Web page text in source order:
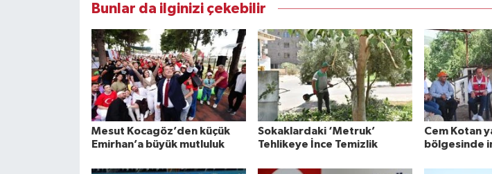
Bunlar da ilginizi çekebilir
Mesut Kocagöz’den küçük
Emirhan’a büyük mutluluk
Sokaklardaki ‘Metruk’
Tehlikeye İnce Temizlik
Cem Kotan
bölgesinde